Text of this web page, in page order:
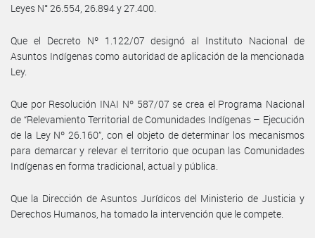
Leyes N° 26.554, 26.894 y 27.400.
Que el Decreto Nº 1.122/07 designó al Instituto Nacional de
Asuntos Indígenas como autoridad de aplicación de la mencionada
Ley.
Que por Resolución INAI Nº 587/07 se crea el Programa Nacional
de “Relevamiento Territorial de Comunidades Indígenas – Ejecución
de la Ley Nº 26.160”, con el objeto de determinar los mecanismos
para demarcar y relevar el territorio que ocupan las Comunidades
Indígenas en forma tradicional, actual y pública.
Que la Dirección de Asuntos Jurídicos del Ministerio de Justicia y
Derechos Humanos, ha tomado la intervención que le compete.